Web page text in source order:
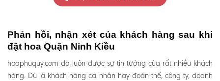
Phản hồi, nhận xét của khách hàng sau khi
đặt hoa Quận Ninh Kiều
hoaphuquy.com đã luôn được sự tin tưởng của rất nhiều khách
hàng. Dù là khách hàng cá nhân hay đoàn thể, công ty, doanh